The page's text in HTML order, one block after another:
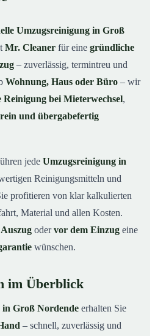
Umzugsreinigung
Nordende & Umgebung
Umzugsreinigung in Groß
Mr. Cleaner für eine gründliche
– zuverlässig, termintreu und
Wohnung, Haus oder Büro – wir
Reinigung bei Mieterwechsel,
und übergabefertig
jede Umzugsreinigung in
Reinigungsmitteln und
profitieren von klar kalkulierten
Material und allen Kosten.
odervor dem Einzug eine
wünschen.
im Überblick
Groß Nordende erhalten Sie
– schnell, zuverlässig und